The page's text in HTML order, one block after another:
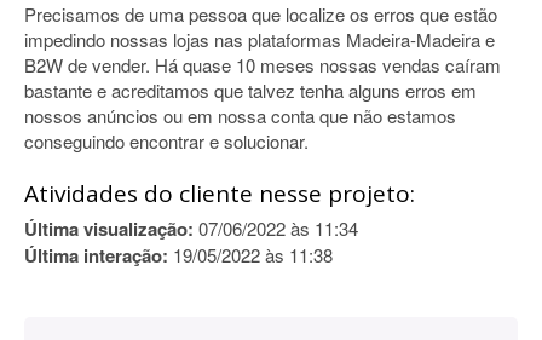
Precisamos de uma pessoa que localize os erros que estão
impedindo nossas lojas nas plataformas Madeira-Madeira e
B2W de vender. Há quase 10 meses nossas vendas caíram
bastante e acreditamos que talvez tenha alguns erros em
nossos anúncios ou em nossa conta que não estamos
conseguindo encontrar e solucionar.
Atividades do cliente nesse projeto:
Última visualização: 07/06/2022 às 11:34
Última interação: 19/05/2022 às 11:38